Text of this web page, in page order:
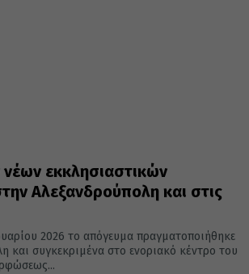
εκκλησιαστικών
Αλεξανδρούπολη και στις
2026 το απόγευμα πραγματοποιήθηκε
και συγκεκριμένα στο ενοριακό κέντρο του